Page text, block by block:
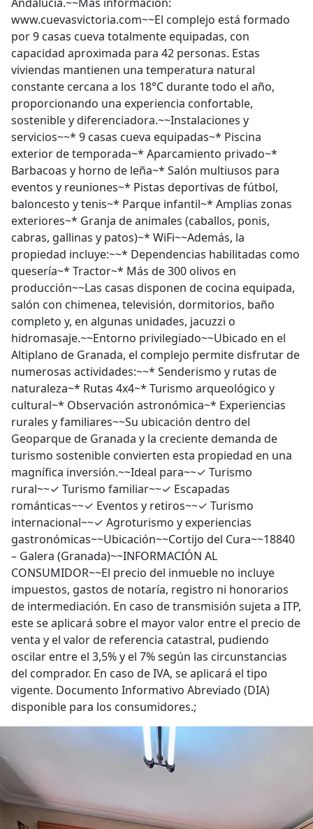
www.cuevasvictoria.com~~El complejo está formado
por 9 casas cueva totalmente equipadas, con
capacidad aproximada para 42 personas. Estas
viviendas mantienen una temperatura natural
constante cercana a los 18°C durante todo el año,
proporcionando una experiencia confortable,
sostenible y diferenciadora.~~Instalaciones y
servicios~~* 9 casas cueva equipadas~* Piscina
exterior de temporada~* Aparcamiento privado~*
Barbacoas y horno de leña~* Salón multiusos para
eventos y reuniones~* Pistas deportivas de fútbol,
baloncesto y tenis~* Parque infantil~* Amplias zonas
exteriores~* Granja de animales (caballos, ponis,
cabras, gallinas y patos)~* WiFi~~Además, la
propiedad incluye:~~* Dependencias habilitadas como
quesería~* Tractor~* Más de 300 olivos en
producción~~Las casas disponen de cocina equipada,
salón con chimenea, televisión, dormitorios, baño
completo y, en algunas unidades, jacuzzi o
hidromasaje.~~Entorno privilegiado~~Ubicado en el
Altiplano de Granada, el complejo permite disfrutar de
numerosas actividades:~~* Senderismo y rutas de
naturaleza~* Rutas 4x4~* Turismo arqueológico y
cultural~* Observación astronómica~* Experiencias
rurales y familiares~~Su ubicación dentro del
Geoparque de Granada y la creciente demanda de
turismo sostenible convierten esta propiedad en una
magnífica inversión.~~Ideal para~~✓ Turismo
rural~~✓ Turismo familiar~~✓ Escapadas
románticas~~✓ Eventos y retiros~~✓ Turismo
internacional~~✓ Agroturismo y experiencias
gastronómicas~~Ubicación~~Cortijo del Cura~~18840
– Galera (Granada)~~INFORMACIÓN AL
CONSUMIDOR~~El precio del inmueble no incluye
impuestos, gastos de notaría, registro ni honorarios
de intermediación. En caso de transmisión sujeta a ITP,
este se aplicará sobre el mayor valor entre el precio de
venta y el valor de referencia catastral, pudiendo
oscilar entre el 3,5% y el 7% según las circunstancias
del comprador. En caso de IVA, se aplicará el tipo
vigente. Documento Informativo Abreviado (DIA)
disponible para los consumidores.;